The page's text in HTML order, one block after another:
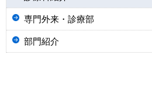
専門外来・診療部
部門紹介